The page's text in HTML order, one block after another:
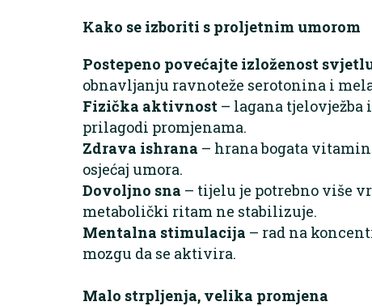
Kako se izboriti s proljetnim umorom
Postepeno povećajte izloženost
obnavljanju ravnoteže serotonina i
Fizička aktivnost – lagana tjelovježba
prilagodi promjenama.
Zdrava ishrana – hrana bogata
osjećaj umora.
Dovoljno sna – tijelu je potrebno više
metabolički ritam ne stabilizuje.
Mentalna stimulacija – rad na
mozgu da se aktivira.
Malo strpljenja, velika promjena